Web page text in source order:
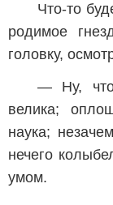
Что-то
родимое
головку,
— Ну,
велика;
наука;
нечего
умом.